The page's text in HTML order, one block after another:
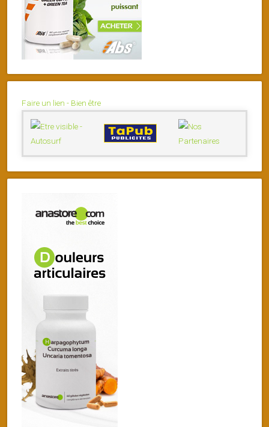
Faire un lien - Bien être